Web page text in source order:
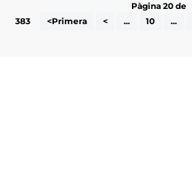
Pàgina 20 de
383
<Primera < ... 10 ...